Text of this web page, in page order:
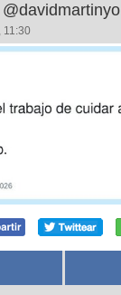
11:30